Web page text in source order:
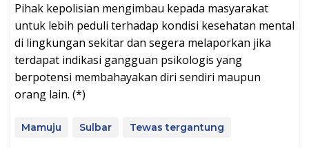
Pihak kepolisian mengimbau kepada masyarakat
untuk lebih peduli terhadap kondisi kesehatan mental
di lingkungan sekitar dan segera melaporkan jika
terdapat indikasi gangguan psikologis yang
berpotensi membahayakan diri sendiri maupun
orang lain. (*)
Mamuju Sulbar Tewas tergantung